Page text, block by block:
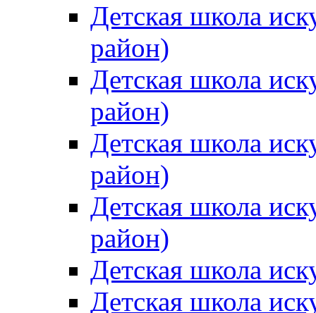
Детская школа
район)
Детская школа
район)
Детская школа
район)
Детская школа
район)
Детская школа
Детская школа